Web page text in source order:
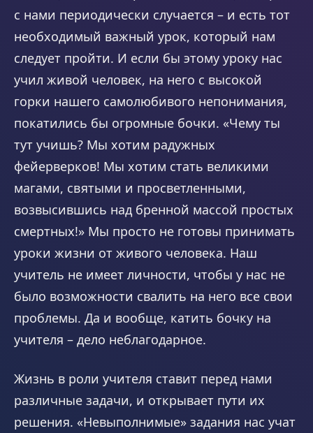
с нами периодически случается – и есть тот
необходимый важный урок, который нам
следует пройти. И если бы этому уроку нас
учил живой человек, на него с высокой
горки нашего самолюбивого непонимания,
покатились бы огромные бочки. «Чему ты
тут учишь? Мы хотим радужных
фейерверков! Мы хотим стать великими
магами, святыми и просветленными,
возвысившись над бренной массой простых
смертных!» Мы просто не готовы принимать
уроки жизни от живого человека. Наш
учитель не имеет личности, чтобы у нас не
было возможности свалить на него все свои
проблемы. Да и вообще, катить бочку на
учителя – дело неблагодарное.
Жизнь в роли учителя ставит перед нами
различные задачи, и открывает пути их
решения. «Невыполнимые» задания нас учат